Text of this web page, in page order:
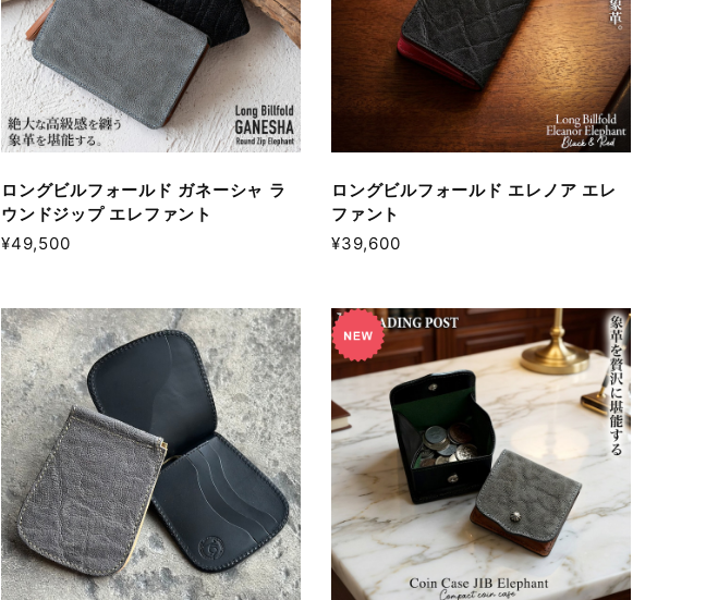
ロングビルフォールド ガネーシャ ラ
ウンドジップ エレファント
¥49,500
ロングビルフォールド エレノア エレ
ファント
¥39,600